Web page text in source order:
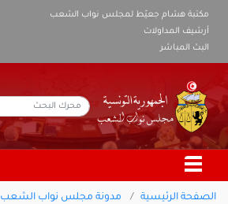
مكتبة هشام جعيّط لمجلس نواب الشعب
أرشيف المداولات
البث المباشر
الصفحة الرئيسية
مدونة مجلس نواب الشعب